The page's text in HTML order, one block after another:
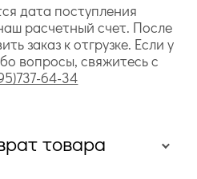
дата поступления
расчетный счет. После
заказ к отгрузке. Если у
вопросы, свяжитесь с
64-34
товара